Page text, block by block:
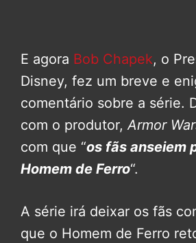
E agora Bob Chapek, o
Disney, fez um breve e
comentário sobre a série.
com o produtor,Armor
com que “os fãs anseiem
Homem de Ferro“.
A série irá deixar os fãs
que o Homem de Ferro